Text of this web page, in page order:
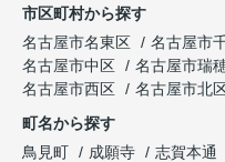
市区町村から探す
名古屋市名東区
名古屋市
名古屋市中区
名古屋市瑞
名古屋市西区
名古屋市北
町名から探す
鳥見町
成願寺 志賀本通